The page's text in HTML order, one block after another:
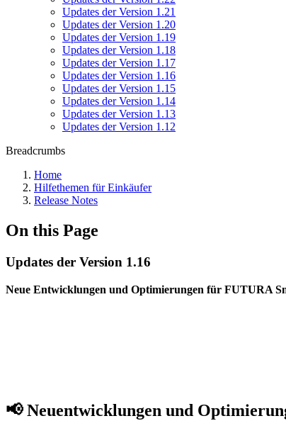
Updates der Version 1.21
Updates der Version 1.20
Updates der Version 1.19
Updates der Version 1.18
Updates der Version 1.17
Updates der Version 1.16
Updates der Version 1.15
Updates der Version 1.14
Updates der Version 1.13
Updates der Version 1.12
Breadcrumbs
Home
Hilfethemen für Einkäufer
Release Notes
On this Page
Updates der Version 1.16
Neue Entwicklungen und Optimierungen für FUTURA
📢 Neuentwicklungen und